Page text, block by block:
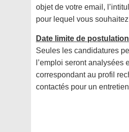
objet de votre email,
pour lequel vous
Date limite de postulation
Seules les candidatures
l’emploi seront analysées
correspondant au profil
contactés pour un